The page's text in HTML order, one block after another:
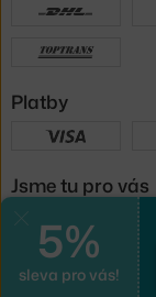
5%
sleva pro vás!
Platby
Jsme tu pro vás